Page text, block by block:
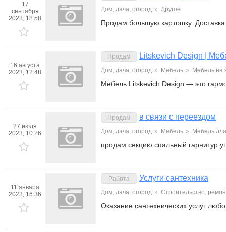
17
сентября
2023, 18:58
Дом, дача, огород » Другое
Продам большую картошку.
16 августа
2023, 12:48
Продам Litskevich Design |
Дом, дача, огород » Мебель » Мебель на
Мебель Litskevich Design — это
27 июля
2023, 10:26
Продам в связи с переездом
Дом, дача, огород » Мебель » Мебель
продам секцию спальный гарнитур
11 января
2023, 16:36
Работа Услуги сантехника
Дом, дача, огород » Строительство,
Оказание сантехнических услуг